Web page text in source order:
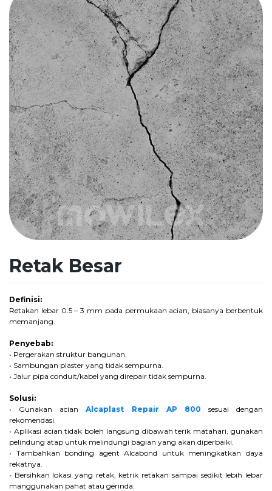
Retak Besar
Definisi:
Retakan lebar 0.5 – 3 mm pada permukaan acian, biasanya berbentuk
memanjang.
Penyebab:
• Pergerakan struktur bangunan.
• Sambungan plaster yang tidak sempurna.
• Jalur pipa conduit/kabel yang direpair tidak sempurna.
Solusi:
• Gunakan acianAlcaplast Repair AP 800 sesuai dengan
rekomendasi.
• Aplikasi acian tidak boleh langsung dibawah terik matahari, gunakan
pelindung atap untuk melindungi bagian yang akan diperbaiki.
• Tambahkan bonding agent Alcabond untuk meningkatkan daya
rekatnya.
• Bersihkan lokasi yang retak, ketrik retakan sampai sedikit lebih lebar
manggunakan pahat atau gerinda.